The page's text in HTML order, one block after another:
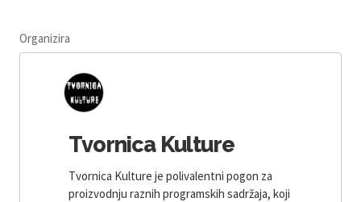
Organizira
Tvornica Kulture
Tvornica Kulture je polivalentni pogon za
proizvodnju raznih programskih sadržaja, koji